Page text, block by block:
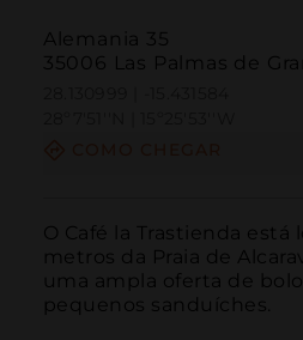
Alemania 35
35006 Las Palmas de
O Café la Trastienda está
metros da Praia de
uma ampla oferta de
pequenos sanduíches.